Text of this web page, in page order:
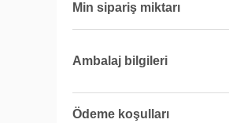
Min sipariş miktarı
Ambalaj bilgileri
Ödeme koşulları